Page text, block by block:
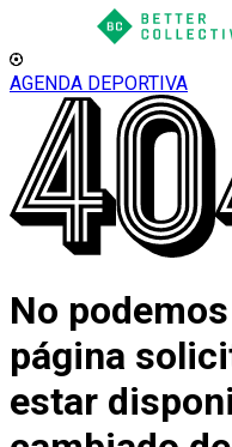
AGENDA DEPORTIVA
No
página
estar